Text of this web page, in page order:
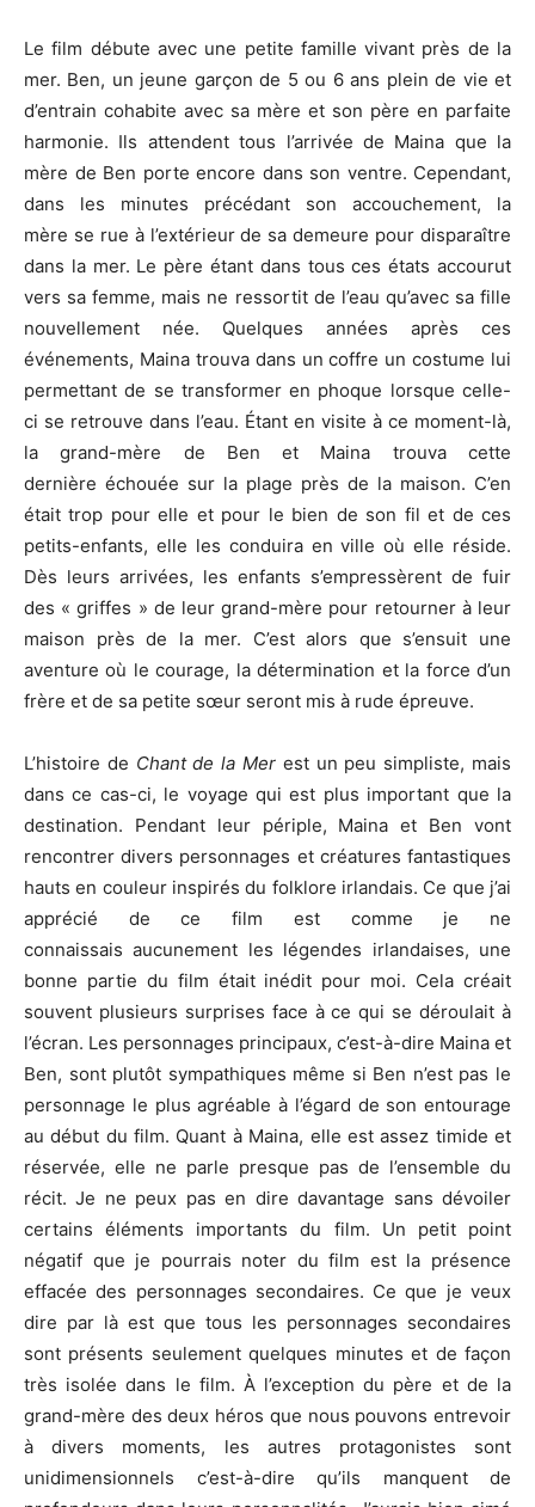
Le film débute avec une petite famille vivant près de la
mer. Ben, un jeune garçon de 5 ou 6 ans plein de vie et
d’entrain cohabite avec sa mère et son père en parfaite
harmonie. Ils attendent tous l’arrivée de Maina que la
mère de Ben porte encore dans son ventre. Cependant,
dans les minutes précédant son accouchement, la
mère se rue à l’extérieur de sa demeure pour disparaître
dans la mer. Le père étant dans tous ces états accourut
vers sa femme, mais ne ressortit de l’eau qu’avec sa fille
nouvellement née. Quelques années après ces
événements, Maina trouva dans un coffre un costume lui
permettant de se transformer en phoque lorsque celle-
ci se retrouve dans l’eau. Étant en visite à ce moment-là,
la grand-mère de Ben et Maina trouva cette
dernière échouée sur la plage près de la maison. C’en
était trop pour elle et pour le bien de son fil et de ces
petits-enfants, elle les conduira en ville où elle réside.
Dès leurs arrivées, les enfants s’empressèrent de fuir
des « griffes » de leur grand-mère pour retourner à leur
maison près de la mer. C’est alors que s’ensuit une
aventure où le courage, la détermination et la force d’un
frère et de sa petite sœur seront mis à rude épreuve.
L’histoire de Chant de la Mer est un peu simpliste, mais
dans ce cas-ci, le voyage qui est plus important que la
destination. Pendant leur périple, Maina et Ben vont
rencontrer divers personnages et créatures fantastiques
hauts en couleur inspirés du folklore irlandais. Ce que j’ai
apprécié de ce film est comme je ne
connaissais aucunement les légendes irlandaises, une
bonne partie du film était inédit pour moi. Cela créait
souvent plusieurs surprises face à ce qui se déroulait à
l’écran. Les personnages principaux, c’est-à-dire Maina et
Ben, sont plutôt sympathiques même si Ben n’est pas le
personnage le plus agréable à l’égard de son entourage
au début du film. Quant à Maina, elle est assez timide et
réservée, elle ne parle presque pas de l’ensemble du
récit. Je ne peux pas en dire davantage sans dévoiler
certains éléments importants du film. Un petit point
négatif que je pourrais noter du film est la présence
effacée des personnages secondaires. Ce que je veux
dire par là est que tous les personnages secondaires
sont présents seulement quelques minutes et de façon
très isolée dans le film. À l’exception du père et de la
grand-mère des deux héros que nous pouvons entrevoir
à divers moments, les autres protagonistes sont
unidimensionnels c’est-à-dire qu’ils manquent de